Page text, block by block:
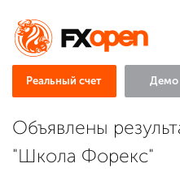
Реальный счет Демо
Объявлены
"Школа Форекс"